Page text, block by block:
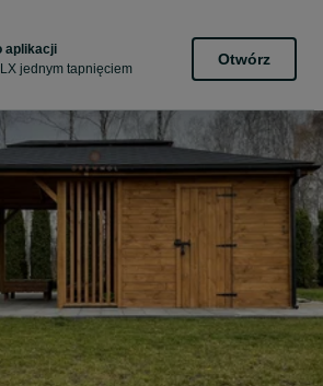
aplikacji
jednym tapnięciem
Otwórz